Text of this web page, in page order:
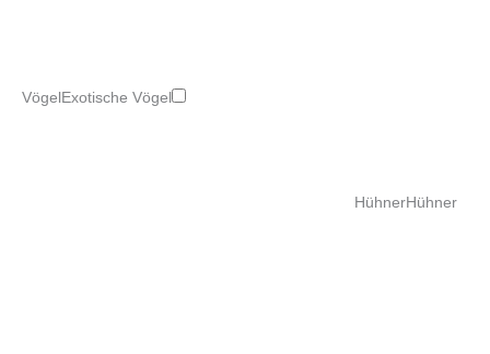
Vögel Exotische Vögel
HühnerHühner